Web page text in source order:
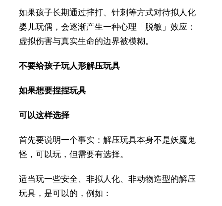
如果孩子长期通过摔打、针刺等方式对待拟人化
婴儿玩偶，会逐渐产生一种心理「脱敏」效应：
虚拟伤害与真实生命的边界被模糊。
不要给孩子玩人形解压玩具
如果想要捏捏玩具
可以这样选择
首先要说明一个事实：解压玩具本身不是妖魔鬼
怪，可以玩，但需要有选择。
适当玩一些安全、非拟人化、非动物造型的解压
玩具，是可以的，例如：